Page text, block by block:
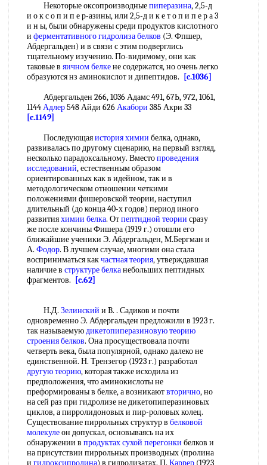
Некоторые оксопроизводныепиперазина, 2,5-д
и о к с о п и п е р-азины, или 2,5-д и к е т о п и п е р а 3
и н ы, были обнаружены среди продуктов кислотного
и ферментативного гидролиза белков (Э. Фпшер,
Абдергальден) и в связи с этим подверглись
тщательному изучению. По-видимому, они как
таковые в яичном белкене содержатся, но очень легко
образуются нз аминокислот и дипептидов.
[c.1036]
Абдергальден 266, 1036 Адамс 491, 67Ь, 972, 1061,
1144Адлер548 Айди 626Акабори 385 Акри 33
[c.1149]
Последующаяистория химии белка, однако,
развивалась по другому сценарию, на первый взгляд,
несколько парадоксальному. Вместопроведения
исследований, естественным образом
ориентированных как в идейном, так и в
методологическом отношении четкими
положениями фишеровской теории, наступил
длительный (до конца 40-х годов) период иного
развитияхимии белка. Отпептидной теории сразу
же после кончины Фишера (1919 г.) отошли его
ближайшие ученики Э. Абдергальден, М.Бергман и
А. Фодор. В лучшем случае, многими она стала
восприниматься какчастная теория, утверждавшая
наличие в структуре белканебольших пептидных
фрагментов.
[c.62]
Н.Д. Зелинский и B. . Садиков и почти
одновременно Э. Абдергальден предложили в 1923 г.
так называемуюдикетопиперазиновую теорию
строения белков. Она просуществовала почти
четверть века, была популярной, однако далеко не
единственной. Н. Трензегор (1923 г.) разработал
другую теорию, которая также исходила из
предположения, что аминокислоты не
преформированы в белке, а возникаютвторично, но
на сей раз при гидролизе не дикетопиперазиновых
циклов, а пирролидоновых и пир-роловых колец.
Существование пиррольных структур в белковой
молекулеон допускал, основываясь на их
обнаружении в продуктах сухой перегонки белков и
на присутствии пиррольных производных (пролина
и гидроксипролина) в гидролизатах. П. Каррер (1923